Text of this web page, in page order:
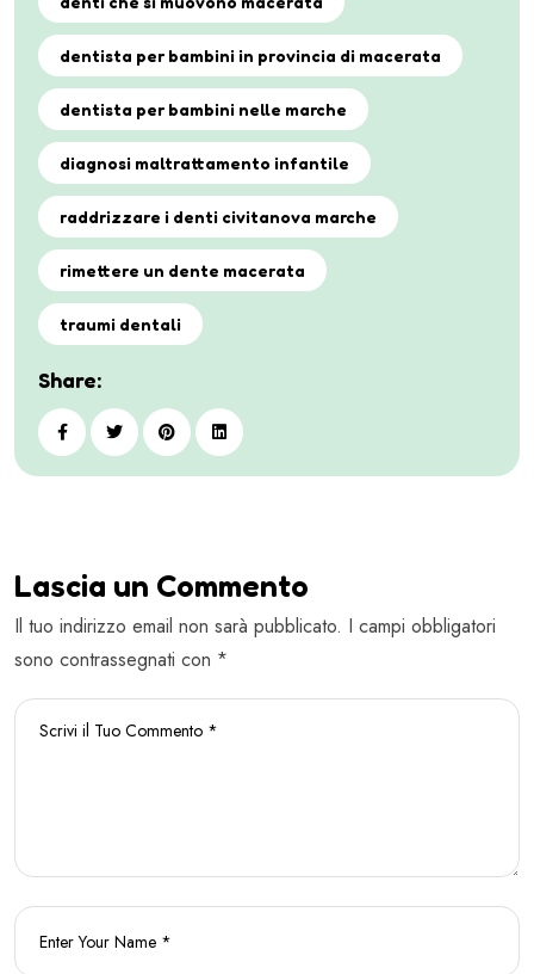
dentista per bambini in provincia di macerata
dentista per bambini nelle marche
diagnosi maltrattamento infantile
raddrizzare i denti civitanova marche
rimettere un dente macerata
traumi dentali
Share:
Lascia un Commento
Il tuo indirizzo email non sarà pubblicato. I campi obbligatori
sono contrassegnati con *